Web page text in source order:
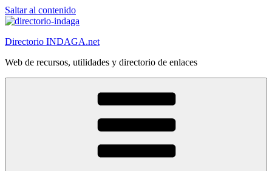
Saltar al contenido
Directorio INDAGA.net
Web de recursos, utilidades y directorio de enlaces